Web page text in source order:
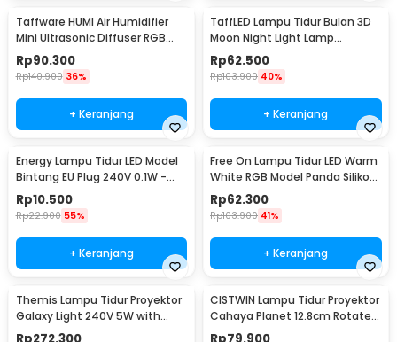
Taffware HUMI Air Humidifier
Mini Ultrasonic Diffuser RGB
500ml Remote - 2467
Rp90.300
Rp140.900 36%
+ Keranjang
TaffLED Lampu Tidur Bulan 3D
Moon Night Light Lamp
Rechargeable 12cm - ROX-05
Rp62.500
Rp103.900 40%
+ Keranjang
Energy Lampu Tidur LED Model
Bintang EU Plug 240V 0.1W -
EN-NL-8
Rp10.500
Rp22.900 55%
+ Keranjang
Free On Lampu Tidur LED Warm
White RGB Model Panda Silikon
Lamp 1.5W - ZH-121
Rp62.300
Rp103.900 41%
+ Keranjang
Themis Lampu Tidur Proyektor
Galaxy Light 240V 5W with
Remote Control - HR-A1
Rp272.300
CISTWIN Lampu Tidur Proyektor
Cahaya Planet 12.8cm Rotate
with 6 Film - PT-521
Rp79.900